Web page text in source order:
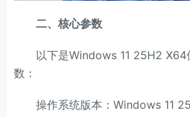
二、核心参数
以下是Windows 11 25H2 X64
数：
操作系统版本：Windows 11